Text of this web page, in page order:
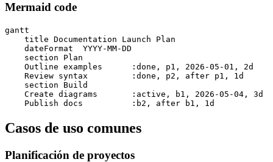
Mermaid code
gantt
    title Documentation Launch Plan
    dateFormat  YYYY-MM-DD
    section Plan
    Outline examples      :done, p1, 2026-05-01, 2d
    Review syntax         :done, p2, after p1, 1d
    section Build
    Create diagrams       :active, b1, 2026-05-04, 3d
    Publish docs          :b2, after b1, 1d
Casos de uso comunes
Planificación de proyectos